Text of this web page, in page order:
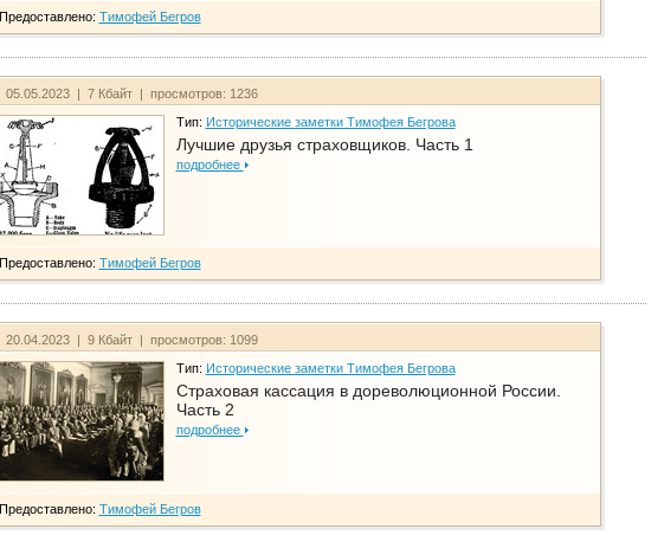
Предоставлено: Тимофей Бегров
05.05.2023 | 7 Кбайт | просмотров: 1236
Тип: Исторические заметки Тимофея Бегрова
Лучшие друзья страховщиков. Часть 1
подробнее
Предоставлено: Тимофей Бегров
20.04.2023 | 9 Кбайт | просмотров: 1099
Тип: Исторические заметки Тимофея Бегрова
Страховая кассация в дореволюционной России.
Часть 2
подробнее
Предоставлено: Тимофей Бегров